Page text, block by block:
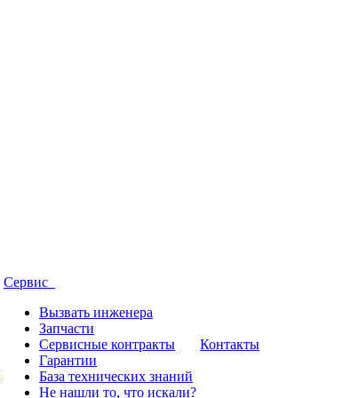
Сервис
Вызвать инженера
Запчасти
Сервисные контракты
Гарантии
База технических знаний
Не нашли то, что искали?
Контакты